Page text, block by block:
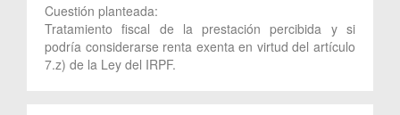
Cuestión planteada:
Tratamiento fiscal de la prestación percibida y si
podría considerarse renta exenta en virtud del artículo
7.z) de la Ley del IRPF.